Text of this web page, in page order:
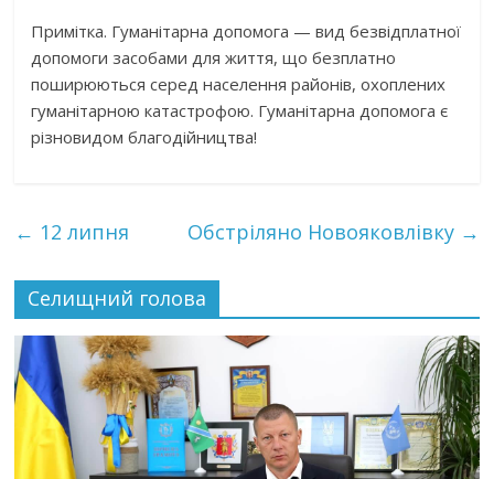
Примітка. Гуманітарна допомога — вид безвідплатної
допомоги засобами для життя, що безплатно
поширюються серед населення районів, охоплених
гуманітарною катастрофою. Гуманітарна допомога є
різновидом благодійництва!
← 12 липня Обстріляно Новояковлівку →
Селищний голова